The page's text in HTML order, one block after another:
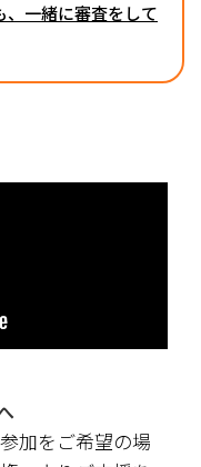
、一緒に審査をして
加をご希望の場